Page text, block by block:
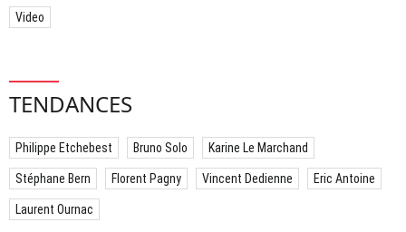
Video
TENDANCES
Philippe Etchebest Bruno Solo Karine Le Marchand
Stéphane Bern Florent Pagny Vincent Dedienne Eric Antoine
Laurent Ournac